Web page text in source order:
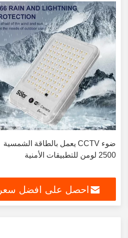
ضوء CCTV يعمل بالطاقة الشمسية
2500 لومن للتطبيقات الأمنية
احصل على افضل سعر